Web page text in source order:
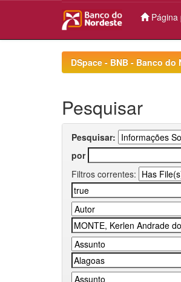
Página
DSpace - BNB - Banco
Pesquisar
Pesquisar:
por
Filtros correntes: